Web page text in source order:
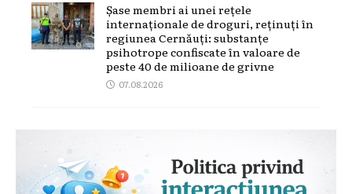
Șase membri ai unei rețele
internaționale de droguri, reținuți în
regiunea Cernăuți: substanțe
psihotrope confiscate în valoare de
peste 40 de milioane de grivne
07.08.2026